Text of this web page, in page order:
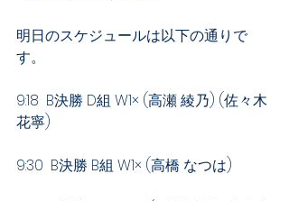
明日のスケジュールは以下の通りで
す。
9:18  B決勝 D組 W1× (高瀬 綾乃) (佐々木
花寧)
9:30  B決勝 B組 W1× (高橋 なつは)